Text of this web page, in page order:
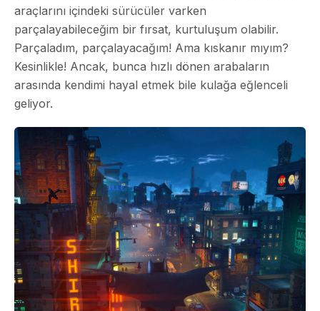
araçlarını içindeki sürücüler varken
parçalayabileceğim bir fırsat, kurtuluşum olabilir.
Parçaladım, parçalayacağım! Ama kıskanır mıyım?
Kesinlikle! Ancak, bunca hızlı dönen arabaların
arasında kendimi hayal etmek bile kulağa eğlenceli
geliyor.